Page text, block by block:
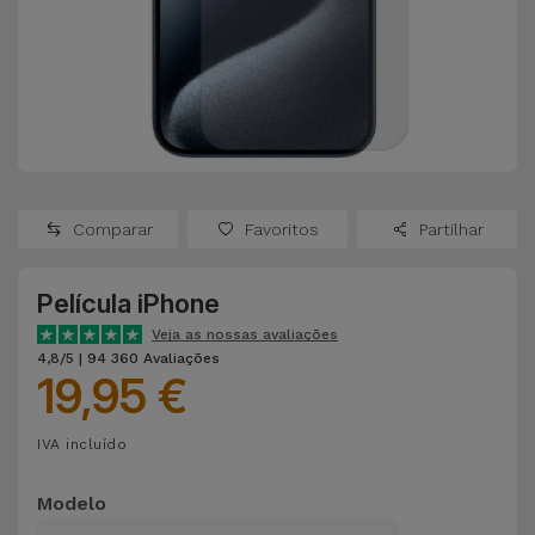
Oppo
OnePlus
Google
Dyson
TCL
Recondicionados
Recondicionados
Consolas
Recondicionadas
Ver
tudo
Auriculares
e Colunas
Smartwatches
e Braceletes
Correntes
Comparar Favoritos Partilhar
Película iPhone
Veja as nossas avaliações
4,8/5 | 94 360 Avaliações
19,95 €
IVA incluído
Modelo